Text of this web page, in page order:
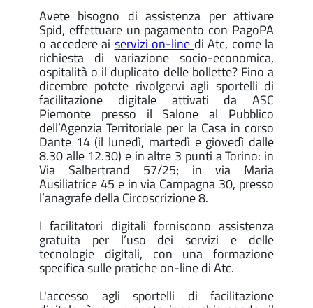
Avete bisogno di assistenza per attivare
Spid, effettuare un pagamento con PagoPA
o accedere ai servizi on-line di Atc, come la
richiesta di variazione socio-economica,
ospitalità o il duplicato delle bollette? Fino a
dicembre potete rivolgervi agli sportelli di
facilitazione digitale attivati da ASC
Piemonte presso il Salone al Pubblico
dell’Agenzia Territoriale per la Casa in corso
Dante 14 (il lunedì, martedì e giovedì dalle
8.30 alle 12.30) e in altre 3 punti a Torino: in
Via Salbertrand 57/25; in via Maria
Ausiliatrice 45 e in via Campagna 30, presso
l’anagrafe della Circoscrizione 8.
I facilitatori digitali forniscono assistenza
gratuita per l’uso dei servizi e delle
tecnologie digitali, con una formazione
specifica sulle pratiche on-line di Atc.
L'accesso agli sportelli di facilitazione